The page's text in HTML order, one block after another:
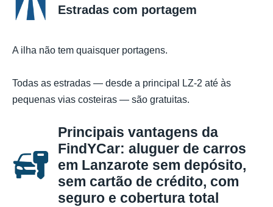
Estradas com portagem
A ilha não tem quaisquer portagens.
Todas as estradas — desde a principal LZ-2 até às
pequenas vias costeiras — são gratuitas.
Principais vantagens da
FindYCar: aluguer de carros
em Lanzarote sem depósito,
sem cartão de crédito, com
seguro e cobertura total